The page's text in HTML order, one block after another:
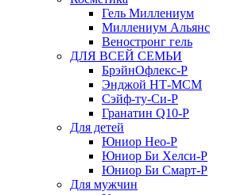
Гель Миллениум
Миллениум Альянс
Веностронг гель
ДЛЯ ВСЕЙ СЕМЬИ
БрэйнОфлекс-Р
Энджой НТ-МСМ
Сэйф-ту-Си-Р
Гранатин Q10-Р
Для детей
Юниор Нео-Р
Юниор Би Хелси-Р
Юниор Би Смарт-Р
Для мужчин